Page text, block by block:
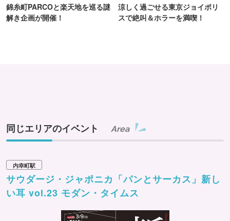
錦糸町PARCOと楽天地を巡る謎
解き企画が開催！
涼しく過ごせる東京ジョイポリ
スで絶叫＆ホラーを満喫！
同じエリアのイベント Area
内幸町駅
サウダージ・ジャポニカ「パンとサーカス」新し
い耳 vol.23 モダン・タイムス